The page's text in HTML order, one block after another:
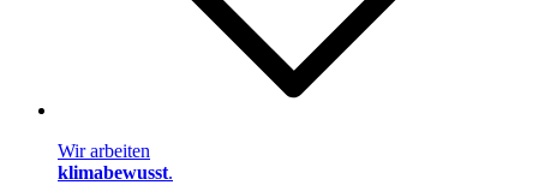
Wir arbeiten
klimabewusst.